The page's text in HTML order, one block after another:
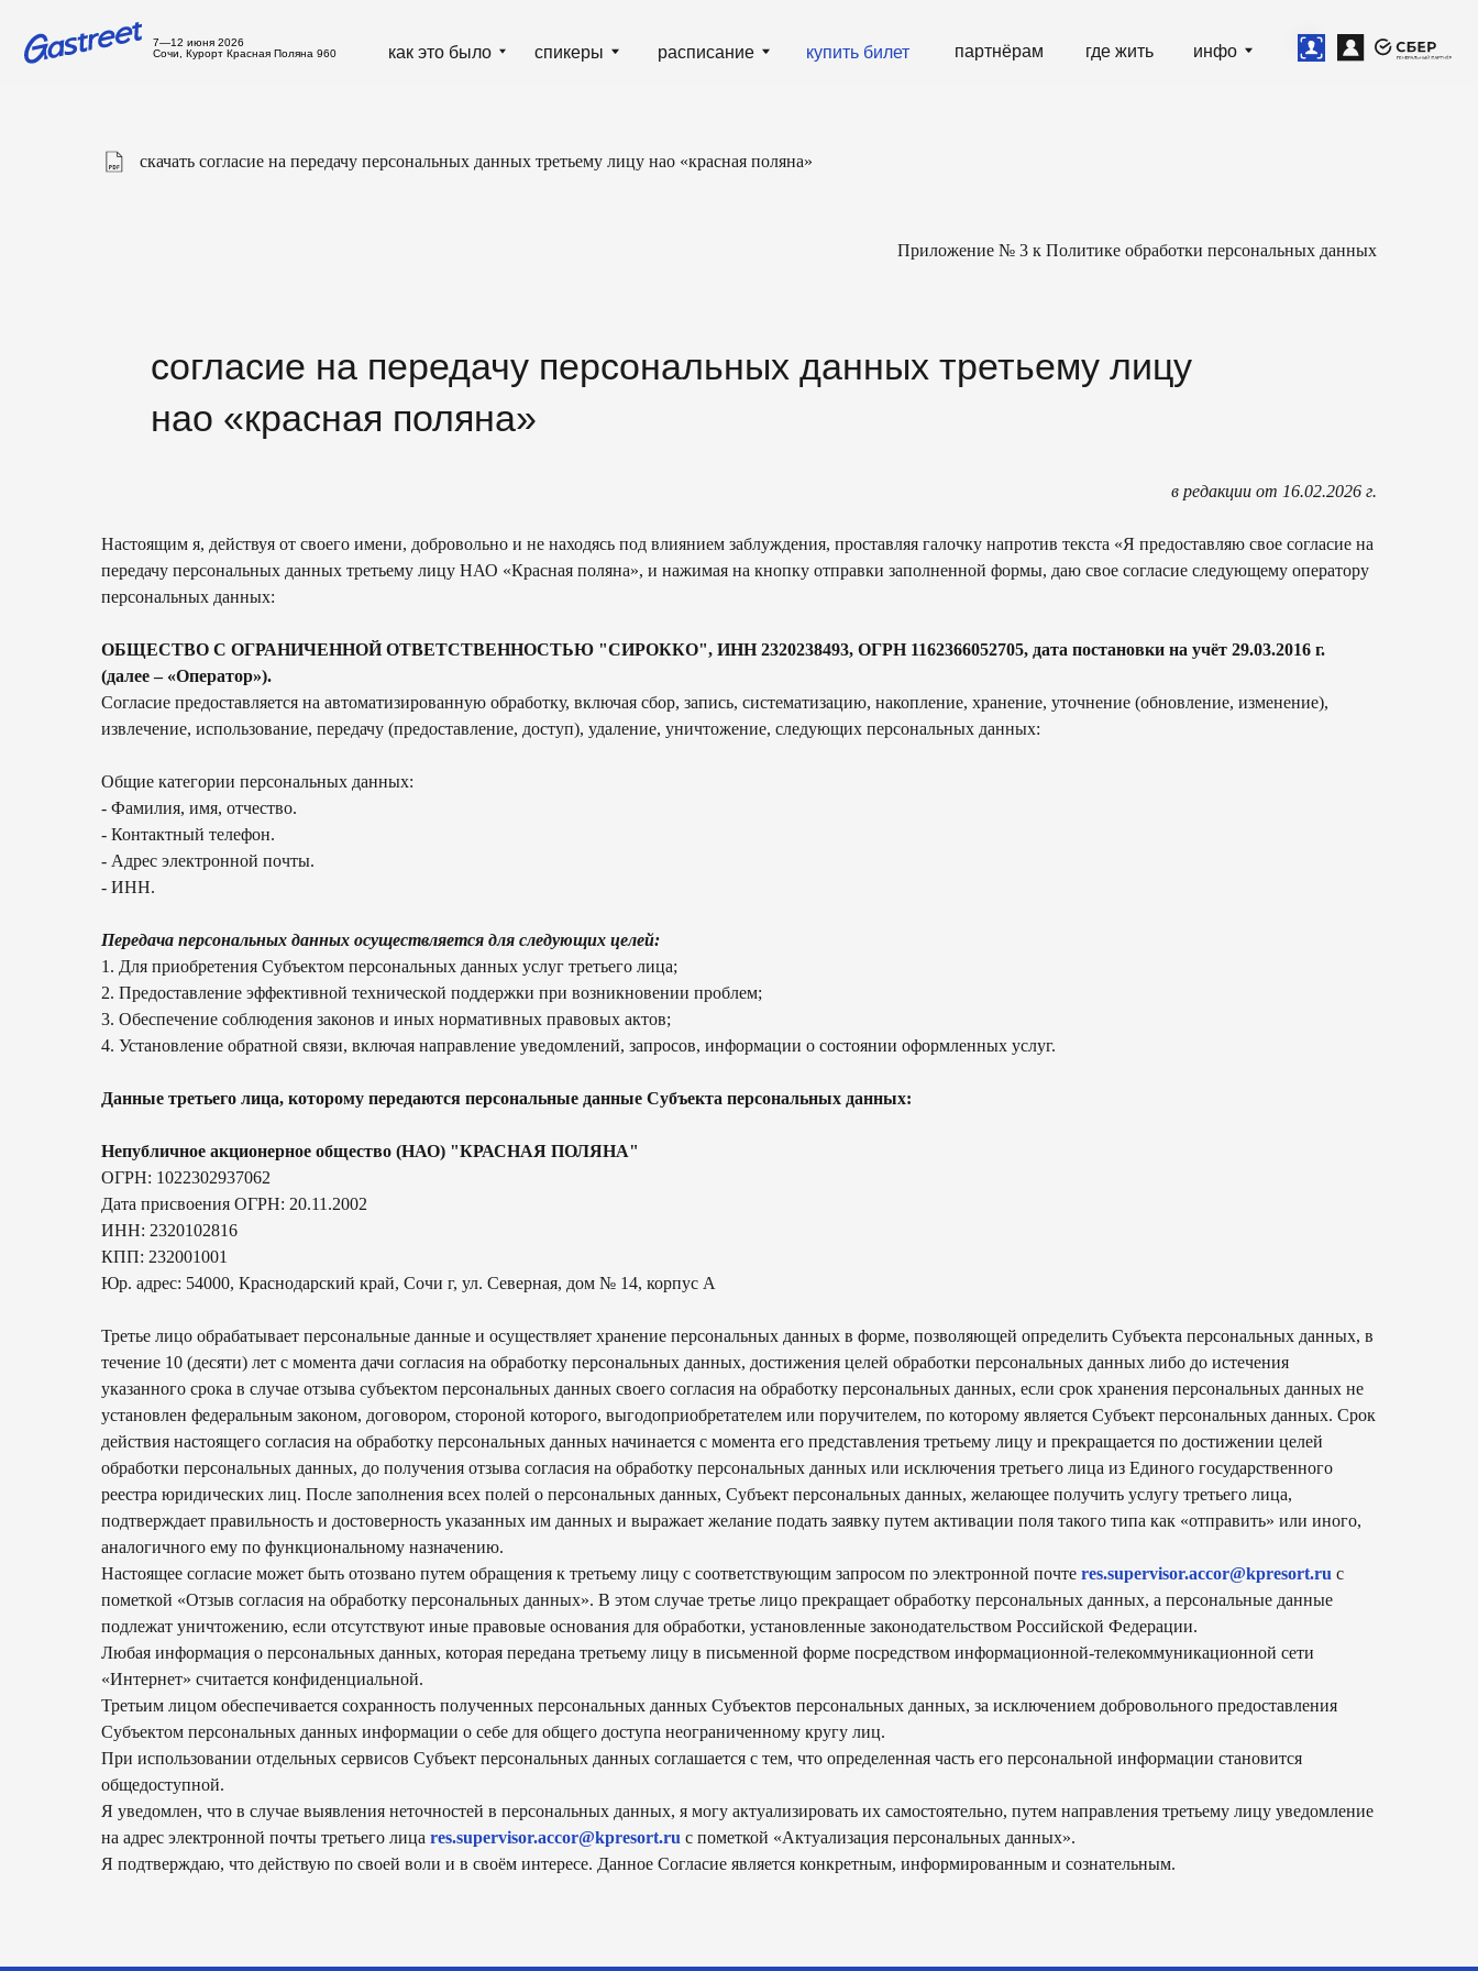
купить билет партнёрам
спикеры расписание
как это было где жить инфо
7—12 июня 2026
Сочи, Курорт Красная Поляна 960
скачать согласие на передачу персональных данных третьему лицу нао «красная поляна»
Приложение № 3 к Политике обработки персональных данных
нао «красная поляна»
в редакции от 16.02.2026 г.
Настоящим я, действуя от своего имени, добровольно и не находясь под влиянием заблуждения, проставляя галочку напротив текста «Я предоставляю свое согласие на
передачу персональных данных третьему лицу НАО «Красная поляна», и нажимая на кнопку отправки заполненной формы, даю свое согласие следующему оператору
персональных данных:
ОБЩЕСТВО С ОГРАНИЧЕННОЙ ОТВЕТСТВЕННОСТЬЮ "СИРОККО", ИНН 2320238493, ОГРН 1162366052705, дата постановки на учёт 29.03.2016 г.
(далее – «Оператор»).
Согласие предоставляется на автоматизированную обработку, включая сбор, запись, систематизацию, накопление, хранение, уточнение (обновление, изменение),
извлечение, использование, передачу (предоставление, доступ), удаление, уничтожение, следующих персональных данных:
Общие категории персональных данных:
- Фамилия, имя, отчество.
- Контактный телефон.
- Адрес электронной почты.
- ИНН.
Передача персональных данных осуществляется для следующих целей:
1. Для приобретения Субъектом персональных данных услуг третьего лица;
2. Предоставление эффективной технической поддержки при возникновении проблем;
3. Обеспечение соблюдения законов и иных нормативных правовых актов;
4. Установление обратной связи, включая направление уведомлений, запросов, информации о состоянии оформленных услуг.
Данные третьего лица, которому передаются персональные данные Субъекта персональных данных:
Непубличное акционерное общество (НАО) "КРАСНАЯ ПОЛЯНА"
ОГРН: 1022302937062
Дата присвоения ОГРН: 20.11.2002
ИНН: 2320102816
КПП: 232001001
Юр. адрес: 54000, Краснодарский край, Сочи г, ул. Северная, дом № 14, корпус А
Третье лицо обрабатывает персональные данные и осуществляет хранение персональных данных в форме, позволяющей определить Субъекта персональных данных, в
течение 10 (десяти) лет с момента дачи согласия на обработку персональных данных, достижения целей обработки персональных данных либо до истечения
указанного срока в случае отзыва субъектом персональных данных своего согласия на обработку персональных данных, если срок хранения персональных данных не
установлен федеральным законом, договором, стороной которого, выгодоприобретателем или поручителем, по которому является Субъект персональных данных. Срок
действия настоящего согласия на обработку персональных данных начинается с момента его представления третьему лицу и прекращается по достижении целей
обработки персональных данных, до получения отзыва согласия на обработку персональных данных или исключения третьего лица из Единого государственного
реестра юридических лиц. После заполнения всех полей о персональных данных, Субъект персональных данных, желающее получить услугу третьего лица,
подтверждает правильность и достоверность указанных им данных и выражает желание подать заявку путем активации поля такого типа как «отправить» или иного,
аналогичного ему по функциональному назначению.
Настоящее согласие может быть отозвано путем обращения к третьему лицу с соответствующим запросом по электронной почте res.supervisor.accor@kpresort.ru с
пометкой «Отзыв согласия на обработку персональных данных». В этом случае третье лицо прекращает обработку персональных данных, а персональные данные
подлежат уничтожению, если отсутствуют иные правовые основания для обработки, установленные законодательством Российской Федерации.
Любая информация о персональных данных, которая передана третьему лицу в письменной форме посредством информационной-телекоммуникационной сети
«Интернет» считается конфиденциальной.
Третьим лицом обеспечивается сохранность полученных персональных данных Субъектов персональных данных, за исключением добровольного предоставления
Субъектом персональных данных информации о себе для общего доступа неограниченному кругу лиц.
При использовании отдельных сервисов Субъект персональных данных соглашается с тем, что определенная часть его персональной информации становится
общедоступной.
Я уведомлен, что в случае выявления неточностей в персональных данных, я могу актуализировать их самостоятельно, путем направления третьему лицу уведомление
на адрес электронной почты третьего лица res.supervisor.accor@kpresort.ru с пометкой «Актуализация персональных данных».
Я подтверждаю, что действую по своей воли и в своём интересе. Данное Согласие является конкретным, информированным и сознательным.
8 800 700 93 20 (горячая линия) gastreet — international restaurant show
договор оферта
оферта детского кемпа «гастритик»